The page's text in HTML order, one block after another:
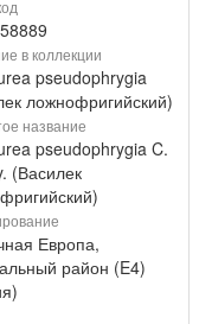
в коллекции
pseudophrygia
ложнофригийский)
название
pseudophrygia C.
(Василек
Европа,
район (E4)